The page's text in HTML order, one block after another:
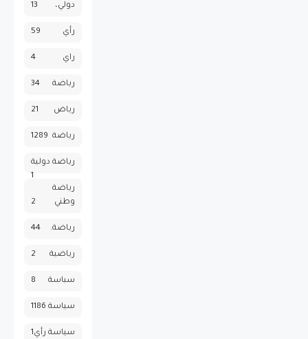
دولي، 13
رأي 59
راي 4
رباضة 34
رياض 21
رياضة 1289
رياضة دولية
1
رياضة
وطني
2
رياضة. 44
رياضية 2
سباسة 8
سياسة 1186
سياسة رأي1